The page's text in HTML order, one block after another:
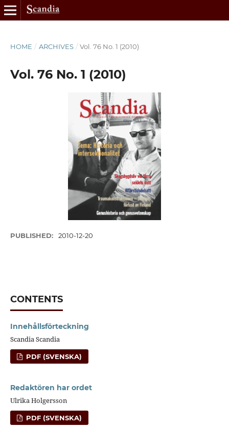
HOME / ARCHIVES / Vol. 76 No. 1 (2010)
Vol. 76 No. 1 (2010)
PUBLISHED: 2010-12-20
CONTENTS
Innehållsförteckning
Scandia Scandia
PDF (SVENSKA)
Redaktören har ordet
Ulrika Holgersson
PDF (SVENSKA)